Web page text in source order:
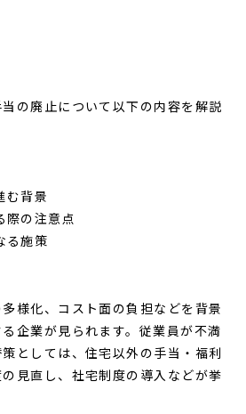
の廃止について以下の内容を解説
む背景
際の注意点
る施策
様化、コスト面の負担などを背景
企業が見られます。従業員が不満
としては、住宅以外の手当・福利
見直し、社宅制度の導入などが挙